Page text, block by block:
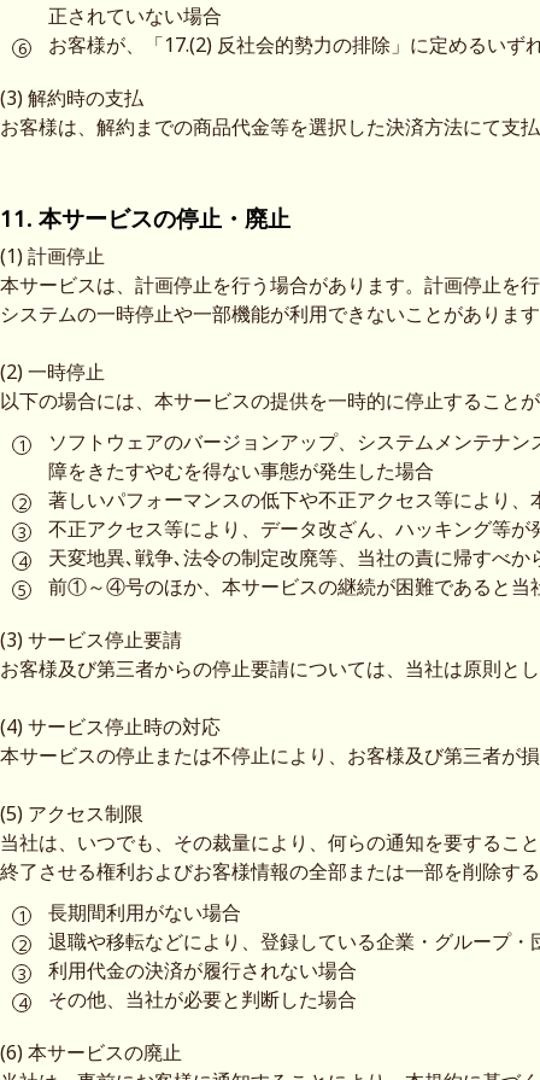
正されていない場合
お客様が、「17.(2) 反社会的勢力の排除」に定めるい
(3) 解約時の支払
お客様は、解約までの商品代金等を選択した決済方法にて支
11. 本サービスの停止・廃止
(1) 計画停止
本サービスは、計画停止を行う場合があります。計画停止を
システムの一時停止や一部機能が利用できないことがありま
(2) 一時停止
以下の場合には、本サービスの提供を一時的に停止すること
ソフトウェアのバージョンアップ、システムメンテナ
障をきたすやむを得ない事態が発生した場合
著しいパフォーマンスの低下や不正アクセス等により
不正アクセス等により、データ改ざん、ハッキング等
天変地異､戦争､法令の制定改廃等、当社の責に帰すべ
前①～④号のほか、本サービスの継続が困難であると当
(3) サービス停止要請
お客様及び第三者からの停止要請については、当社は原則と
(4) サービス停止時の対応
本サービスの停止または不停止により、お客様及び第三者が
(5) アクセス制限
当社は、いつでも、その裁量により、何らの通知を要するこ
終了させる権利およびお客様情報の全部または一部を削除す
長期間利用がない場合
退職や移転などにより、登録している企業・グループ
利用代金の決済が履行されない場合
その他、当社が必要と判断した場合
(6) 本サービスの廃止